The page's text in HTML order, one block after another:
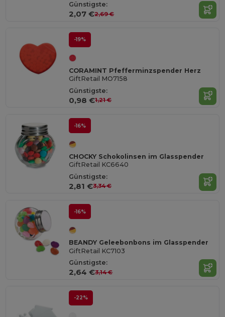
Günstigste:
2,07 €2,69 €
-19%
CORAMINT Pfefferminzspender Herz
GiftRetail MO7158
Günstigste:
0,98 €1,21 €
-16%
CHOCKY Schokolinsen im Glasspender
GiftRetail KC6640
Günstigste:
2,81 €3,34 €
-16%
BEANDY Geleebonbons im Glasspender
GiftRetail KC7103
Günstigste:
2,64 €3,14 €
-22%